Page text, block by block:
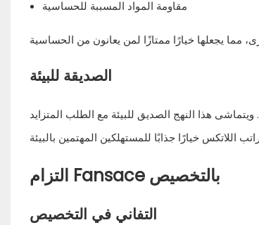
مقاومة المواد المسببة للحساسية
الصديقة للبيئة
هذا النهج الصديق للبيئة مع الطلب المتزايد
التزام Fansace بالتخصيص
التفاني في التخصيص